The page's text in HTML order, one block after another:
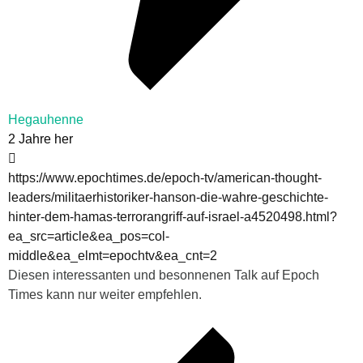
Hegauhenne
2 Jahre her
https://www.epochtimes.de/epoch-tv/american-thought-
leaders/militaerhistoriker-hanson-die-wahre-geschichte-
hinter-dem-hamas-terrorangriff-auf-israel-a4520498.html?
ea_src=article&ea_pos=col-
middle&ea_elmt=epochtv&ea_cnt=2
Diesen interessanten und besonnenen Talk auf Epoch
Times kann nur weiter empfehlen.